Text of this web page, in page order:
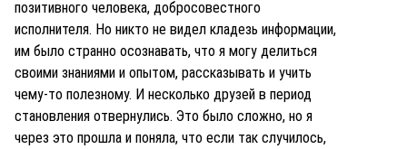
позитивного человека, добросовестного
исполнителя. Но никто не видел кладезь информации,
им было странно осознавать, что я могу делиться
своими знаниями и опытом, рассказывать и учить
чему-то полезному. И несколько друзей в период
становления отвернулись. Это было сложно, но я
через это прошла и поняла, что если так случилось,